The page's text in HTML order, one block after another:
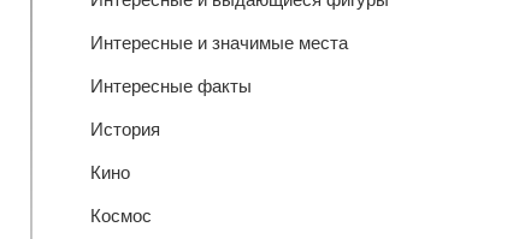
Интересные и значимые места
Интересные факты
История
Кино
Космос